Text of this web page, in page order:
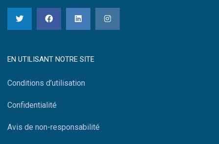
EN UTILISANT NOTRE SITE
Conditions d’utilisation
Confidentialité
Avis de non-responsabilité